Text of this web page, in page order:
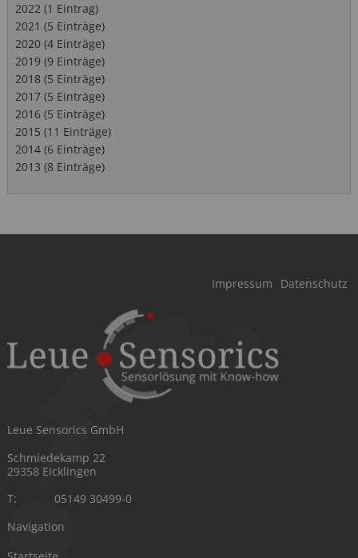
2022 (1 Eintrag)
2021 (5 Einträge)
2020 (4 Einträge)
2019 (9 Einträge)
2018 (5 Einträge)
2017 (5 Einträge)
2016 (5 Einträge)
2015 (11 Einträge)
2014 (6 Einträge)
2013 (8 Einträge)
Navigation
überspringen
Impressum Datenschutz
Leue Sensorics GmbH
Schmiedekamp 22
29358 Eicklingen
T:
05149 30499-0
Navigation
Navigation